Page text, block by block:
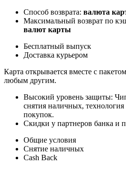
Способ возврата: валюта
Максимальный возврат по
валют карты
Бесплатный выпуск
Доставка курьером
Карта открывается вместе с
любым другим.
Высокий уровень защиты:
снятия наличных,
покупок.
Скидки у партнеров банка и
Общие условия
Снятие наличных
Cash Back